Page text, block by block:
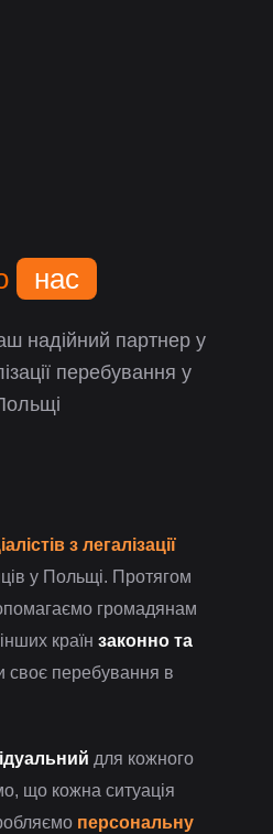
нас
надійний партнер у
перебування у
з легалізації
у Польщі. Протягом
громадянам
країн законно та
своє перебування в
для кожного
що кожна ситуація
персональну